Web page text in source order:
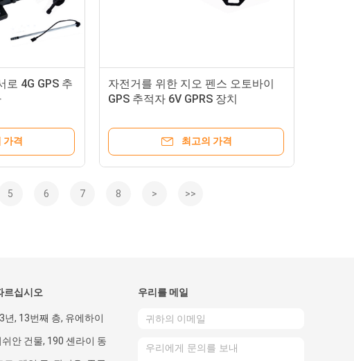
로 4G GPS 추
가격
자전거를 위한 지오 펜스 오토바이
GPS 추적자 6V GPRS 장치
최고의 가격
5 6 7 8 > >>
르십시오
년, 13번째 층, 유에하이
쉬안 건물, 190 셴라이 동
우리를 메일